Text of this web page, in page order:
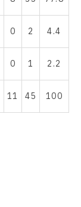
0 2 4.4
0 1 2.2
11 45 100